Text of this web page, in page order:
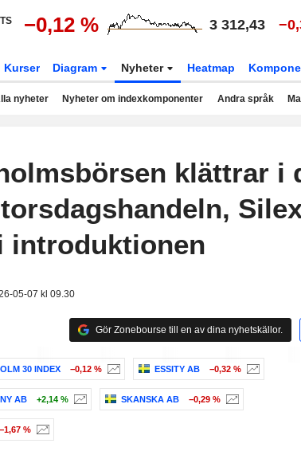
−0,12 % 3 312,43
Kurser Diagram Nyheter Heatmap
nyheter Nyheter om indexkomponenter Andra språk
klättrar i
introduktionen
05-07 kl 09.30
Gör Zonebourse till en av dina nyhetskällor.
30 INDEX −0,12 % ESSITY AB −0,32 %
AB +2,14 % SKANSKA AB −0,29 %
−1,67 %